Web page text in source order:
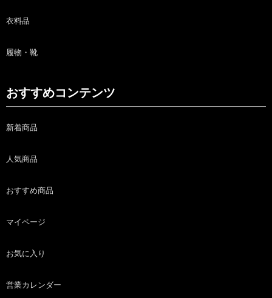
衣料品
履物・靴
おすすめコンテンツ
新着商品
人気商品
おすすめ商品
マイページ
お気に入り
営業カレンダー